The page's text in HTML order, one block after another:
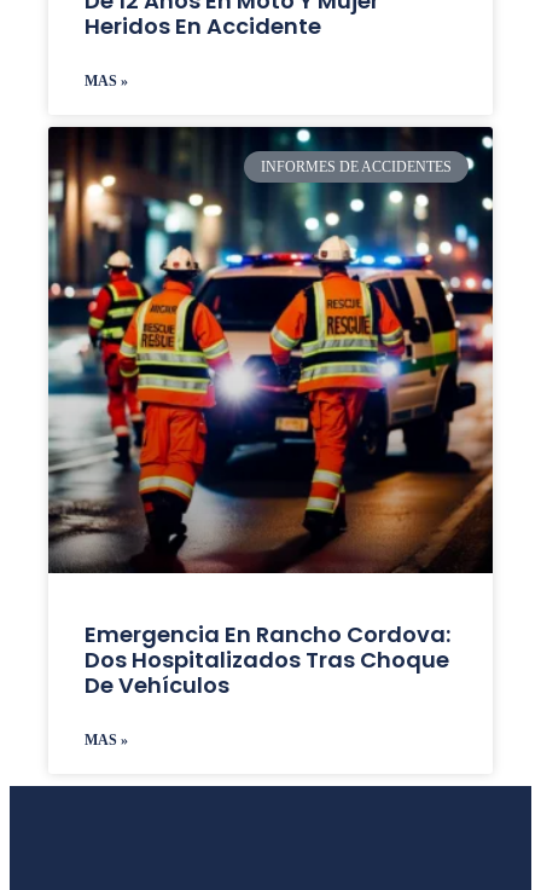
Heridos En Accidente
MAS »
INFORMES DE ACCIDENTES
Emergencia En Rancho Cordova:
Dos Hospitalizados Tras Choque
De Vehículos
MAS »